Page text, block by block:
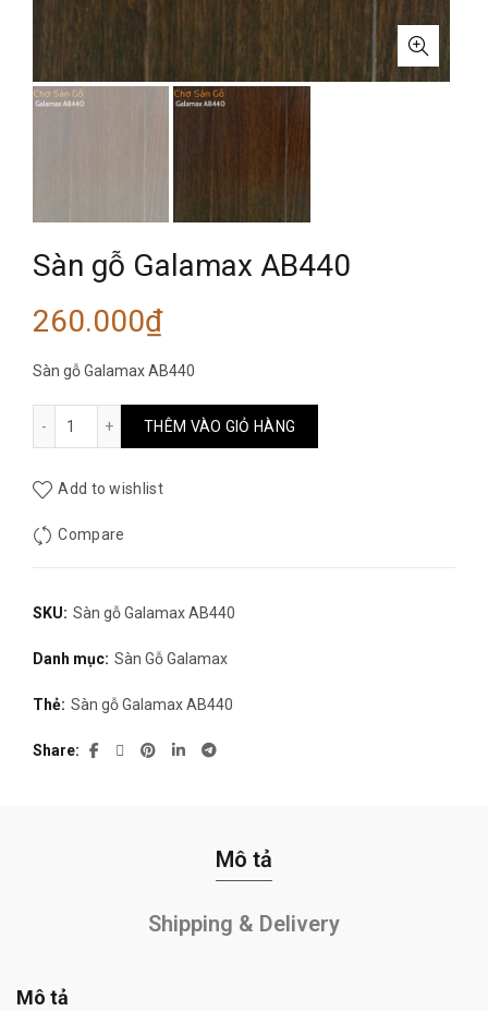
Sàn gỗ Galamax AB440
260.000₫
Sàn gỗ Galamax AB440
Sàn gỗ Galamax AB440 số lượng
THÊM VÀO GIỎ HÀNG
Add to wishlist
Compare
SKU: Sàn gỗ Galamax AB440
Danh mục: Sàn Gỗ Galamax
Thẻ: Sàn gỗ Galamax AB440
Share
Mô tả
Shipping & Delivery
Mô tả